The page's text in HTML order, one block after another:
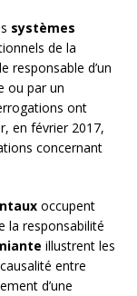
systèmes
de la
responsable d’un
ou par un
ont
en février 2017,
concernant
occupent
la responsabilité
illustrent les
entre
d’une